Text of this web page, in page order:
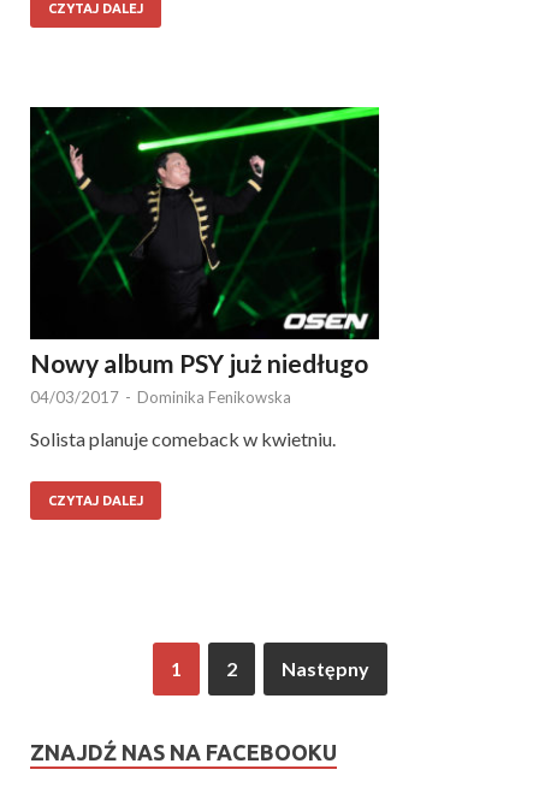
CZYTAJ DALEJ
Nowy album PSY już niedługo
04/03/2017 - Dominika Fenikowska
Solista planuje comeback w kwietniu.
CZYTAJ DALEJ
1 2 Następny
ZNAJDŹ NAS NA FACEBOOKU